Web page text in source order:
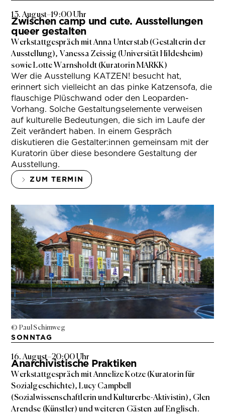
13. August–19:00 Uhr
Zwischen camp und cute. Ausstellungen
queer gestalten
Werkstattgespräch mit Anna Unterstab (Gestalterin der
Ausstellung), Vanessa Zeissig (Universität Hildesheim)
sowie Lotte Warnsholdt (Kuratorin MARKK)
Wer die Ausstellung KATZEN! besucht hat,
erinnert sich vielleicht an das pinke Katzensofa, die
flauschige Plüschwand oder den Leoparden-
Vorhang. Solche Gestaltungselemente verweisen
auf kulturelle Bedeutungen, die sich im Laufe der
Zeit verändert haben. In einem Gespräch
diskutieren die Gestalter:innen gemeinsam mit der
Kuratorin über diese besondere Gestaltung der
Ausstellung.
ZUM TERMIN
© Paul Schimweg
SONNTAG
16. August–20:00 Uhr
Anarchivistische Praktiken
Werkstattgespräch mit Annelize Kotze (Kuratorin für
Sozialgeschichte), Lucy Campbell
(Sozialwissenschaftlerin und Kulturerbe-Aktivistin), Glen
Arendse (Künstler) und weiteren Gästen auf Englisch.